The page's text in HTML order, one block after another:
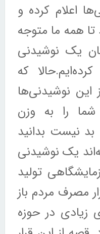
اعلام کرده و
تا همه ما متوجه
یک نوشیدنی
که
این نوشیدنی‌ها
را به وزن
بد نیست بدانید
یک نوشیدنی
تولید
مصرف مردم باز
در حوزه